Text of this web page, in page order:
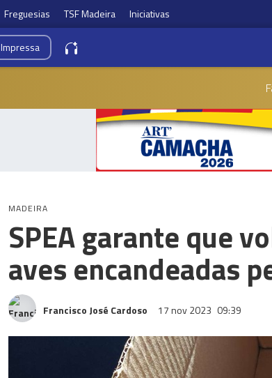
Freguesias TSF Madeira Iniciativas
Impressa
MADEIRA
SPEA garante que
aves encandeadas
Francisco José Cardoso 17 nov 2023 09:39